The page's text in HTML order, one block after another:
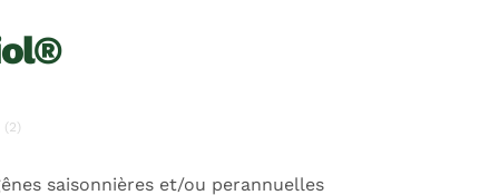
(2)
saisonnières et/ou perannuelles